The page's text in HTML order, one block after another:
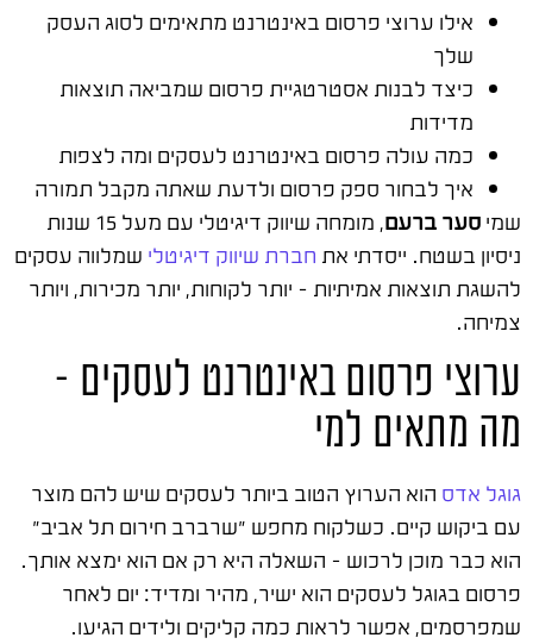
אילו ערוצי פרסום באינטרנט מתאימים לסוג העסק
שלך
כיצד לבנות אסטרטגיית פרסום שמביאה תוצאות
מדידות
כמה עולה פרסום באינטרנט לעסקים ומה לצפות
איך לבחור ספק פרסום ולדעת שאתה מקבל תמורה
שמיסער ברעם
, מומחה שיווק דיגיטלי עם מעל 15 שנות
ניסיון בשטח. ייסדתי את חברת שיווק דיגיטלי שמלווה עסקים
להשגת תוצאות אמיתיות – יותר לקוחות, יותר מכירות, ויותר
צמיחה.
ערוצי פרסום באינטרנט לעסקים –
מה מתאים למי
גוגל אדס הוא הערוץ הטוב ביותר לעסקים שיש להם מוצר
עם ביקוש קיים. כשלקוח מחפש "שרברב חירום תל אביב"
הוא כבר מוכן לרכוש – השאלה היא רק אם הוא ימצא אותך.
פרסום בגוגל לעסקים הוא ישיר, מהיר ומדיד: יום לאחר
שמפרסמים, אפשר לראות כמה קליקים ולידים הגיעו.